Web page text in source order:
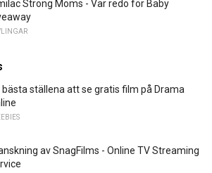
Strong Moms - Var redo för Baby
bästa ställena att se gratis film på Drama
av SnagFilms - Online TV Streaming